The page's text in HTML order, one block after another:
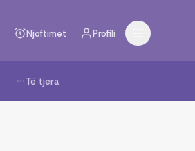
Njoftimet Profili
Të tjera